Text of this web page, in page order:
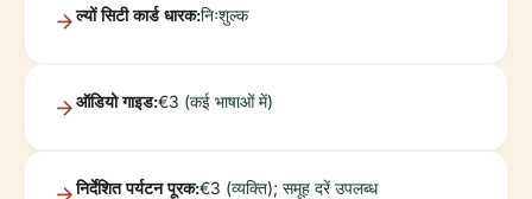
ल्यों सिटी कार्ड धारक:निःशुल्क
ऑडियो गाइड:€3 (कई भाषाओं में)
निर्देशित पर्यटन पूरक:€3 (व्यक्ति); समूह दरें उपलब्ध